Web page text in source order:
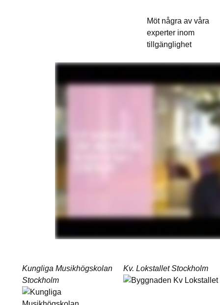
Möt några av våra
experter inom
tillgänglighet
Kungliga Musikhögskolan
Stockholm
Kv. Lokstallet Stockholm